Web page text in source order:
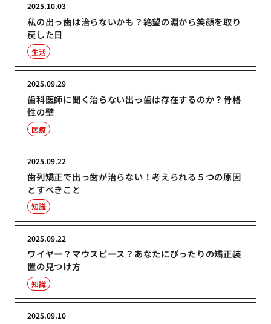
私の出っ歯は治らないかも？絶望の淵から笑顔を取り
戻した日
2025.10.03
生活
歯科医師に聞く治らない出っ歯は存在するのか？骨格
性の壁
2025.09.29
医療
歯列矯正で出っ歯が治らない！考えられる５つの原因
とすべきこと
2025.09.22
知識
ワイヤー？マウスピース？あなたにぴったりの矯正装
置の見つけ方
2025.09.22
知識
2025.09.10